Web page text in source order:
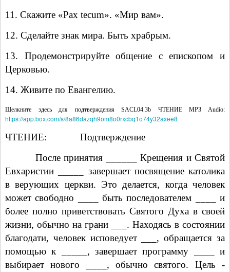
11. Скажите «Pax tecum». «Мир вам».
12. Сделайте знак мира. Быть храбрым.
13. Продемонстрируйте общение с епископом и
Церковью.
14. Живите по Евангелию.
Щелкните здесь для подтверждения SACL04.3b ЧТЕНИЕ MP3 Audio:
https://app.box.com/s/8a86dazqh9om8o0rxcbq1o74y32axee8
ЧТЕНИЕ:
Подтверждение
После принятия ______ Крещения и Святой
Евхаристии _____ завершает посвящение католика
в верующих церкви. Это делается, когда человек
может свободно ____ быть последователем ____ и
более полно приветствовать Святого Духа в своей
жизни, обычно на грани ___. Находясь в состоянии
благодати, человек исповедует ___, обращается за
помощью к _____, завершает программу ____ и
выбирает нового ____, обычно святого. Цель -